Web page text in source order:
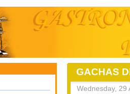
GACHAS
Wednesday,